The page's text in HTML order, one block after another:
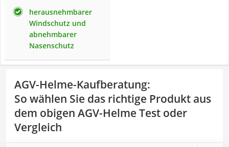
herausnehmbarer
Windschutz und
abnehmbarer
Nasenschutz
AGV-Helme-Kaufberatung:
So wählen Sie das richtige Produkt aus
dem obigen AGV-Helme Test oder
Vergleich